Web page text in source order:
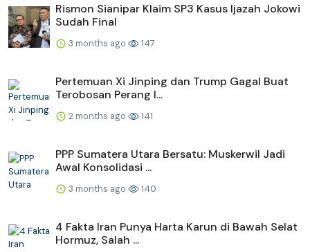
Rismon Sianipar Klaim SP3 Kasus Ijazah Jokowi
Sudah Final
3 months ago 147
Pertemuan Xi Jinping dan Trump Gagal Buat
Terobosan Perang I...
2 months ago 141
PPP Sumatera Utara Bersatu: Muskerwil Jadi
Awal Konsolidasi ...
3 months ago 140
4 Fakta Iran Punya Harta Karun di Bawah Selat
Hormuz, Salah ...